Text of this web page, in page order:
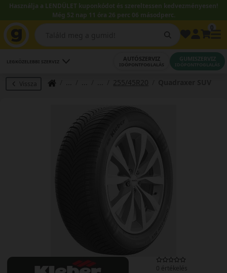
Használja a LENDÜLET kuponkódot és szereltessen kedvezményesen!
Még 52 nap 11 óra 26 perc 05 másodperc.
LEGKÖZELEBBI SZERVIZ AUTÓSZERVIZ
IDŐPONTFOGLALÁS
GUMISZERVIZ
IDŐPONTFOGLALÁS
Vissza 255/45R20
0 értékelés